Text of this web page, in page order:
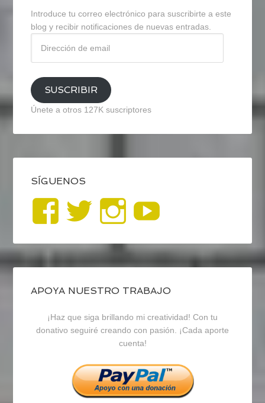
Introduce tu correo electrónico para suscribirte a este
blog y recibir notificaciones de nuevas entradas.
email
SUSCRIBIR
Únete a otros 127K suscriptores
SÍGUENOS
Ver
perfil
de
blogrecursosep
en
Facebook
Ver
perfil
de
recursosep
en
Twitter
Ver
perfil
de
recursosep
en
Instagram
APOYA NUESTRO TRABAJO
¡Haz que siga brillando mi creatividad! Con tu
donativo seguiré creando con pasión. ¡Cada aporte
cuenta!